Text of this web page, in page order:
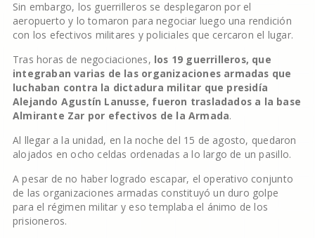
Sin embargo, los guerrilleros se desplegaron por el
aeropuerto y lo tomaron para negociar luego una rendición
con los efectivos militares y policiales que cercaron el lugar.
Tras horas de negociaciones, los 19 guerrilleros, que
integraban varias de las organizaciones armadas que
luchaban contra la dictadura militar que presidía
Alejando Agustín Lanusse, fueron trasladados a la base
Almirante Zar por efectivos de la Armada.
Al llegar a la unidad, en la noche del 15 de agosto, quedaron
alojados en ocho celdas ordenadas a lo largo de un pasillo.
A pesar de no haber logrado escapar, el operativo conjunto
de las organizaciones armadas constituyó un duro golpe
para el régimen militar y eso templaba el ánimo de los
prisioneros.